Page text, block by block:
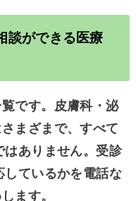
談ができる医療
です。皮膚科・泌
まざまで、すべて
はありません。受診
しているかを電話な
ます。